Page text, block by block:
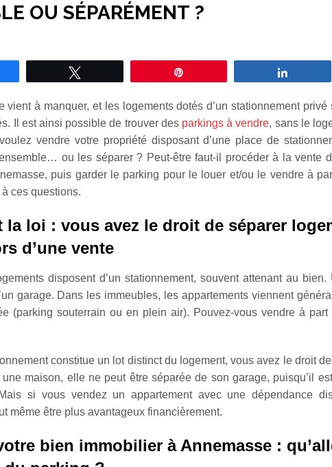
OU SÉPARÉMENT ?
vient à manquer, et les logements dotés d’un stationnement privé
Il est ainsi possible de trouver des parkings à vendre, sans le
vendre votre propriété disposant d’une place de
ou les séparer ? Peut-être faut-il procéder à la vente
puis garder le parking pour le louer et/ou le vendre à
ces questions.
la loi : vous avez le droit de séparer
d’une vente
disposent d’un stationnement, souvent attenant au bien.
garage. Dans les immeubles, les appartements viennent
(parking souterrain ou en plein air). Pouvez-vous vendre à part
constitue un lot distinct du logement, vous avez le droit
maison, elle ne peut être séparée de son garage, puisqu’il
si vous vendez un appartement avec une dépendance
même être plus avantageux financièrement.
bien immobilier à Annemasse :